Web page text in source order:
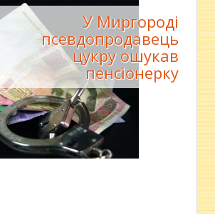
У Миргороді
псевдопродавець
цукру ошукав
пенсіонерку